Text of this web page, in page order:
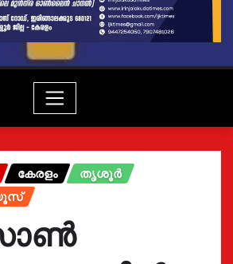
കേരളം
തൃശൂർ